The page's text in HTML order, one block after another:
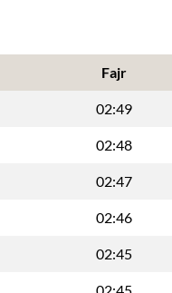
Fajr
02:49
02:48
02:47
02:46
02:45